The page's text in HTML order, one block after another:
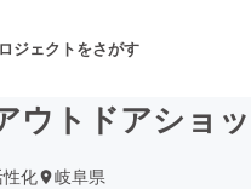
ジェクトをさがす
トドアショ
化 岐阜県